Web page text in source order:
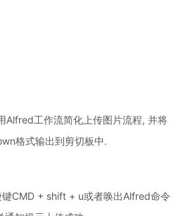
Alfred工作流简化上传图片流程, 并将
格式输出到剪切板中.
CMD + shift + u或者唤出Alfred命令